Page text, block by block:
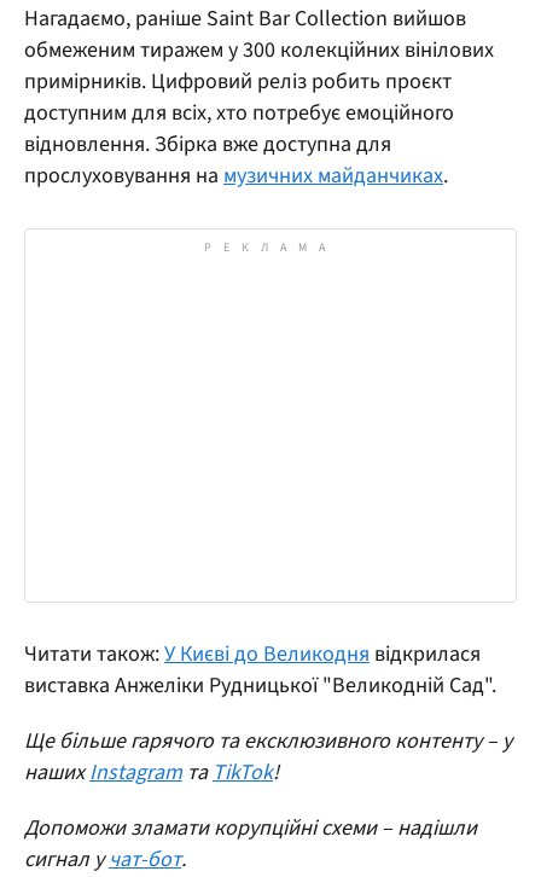
Нагадаємо, раніше Saint Bar Collection вийшов
обмеженим тиражем у 300 колекційних вінілових
примірників. Цифровий реліз робить проєкт
доступним для всіх, хто потребує емоційного
відновлення. Збірка вже доступна для
прослуховування на музичних майданчиках.
Читати також:У Києві до Великодня відкрилася
виставка Анжеліки Рудницької "Великодній Сад".
Ще більше гарячого та ексклюзивного контенту – у
нашихInstagram таTikTok!
Допоможи зламати корупційні схеми – надішли
сигнал учат-бот.